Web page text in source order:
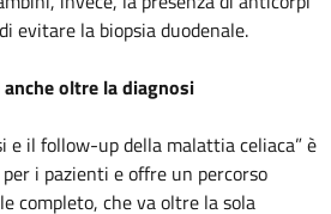
evitare la biopsia duodenale.
anche oltre la diagnosi
e il follow-up della malattia celiaca” è
i pazienti e offre un percorso
completo, che va oltre la sola